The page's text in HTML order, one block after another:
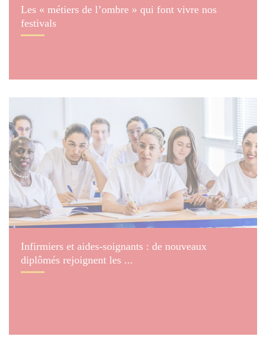
Les « métiers de l’ombre » qui font vivre nos
festivals
Infirmiers et aides-soignants : de nouveaux
diplômés rejoignent les ...